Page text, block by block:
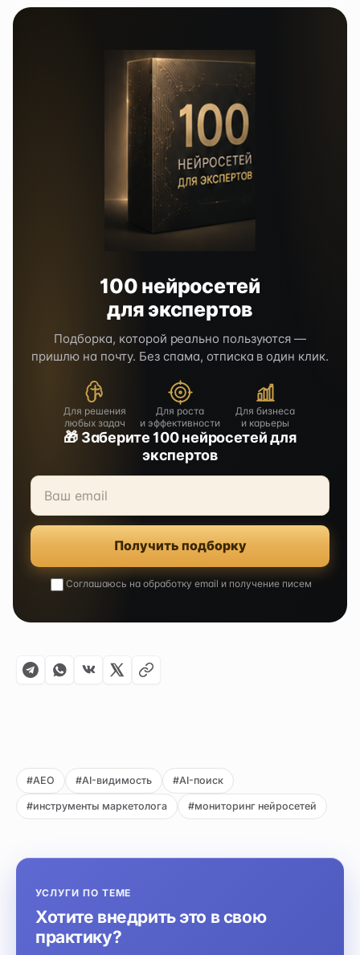
100 нейросетей
для экспертов
Подборка, которой реально пользуются —
пришлю на почту. Без спама, отписка в один клик.
Для решения
любых задач
Для роста
и эффективности
Для бизнеса
и карьеры
🎁 Заберите 100 нейросетей для
экспертов
Получить подборку
Соглашаюсь на обработку email и получение писем
#AEO #AI-видимость #AI-поиск
#инструменты маркетолога #мониторинг нейросетей
УСЛУГИ ПО ТЕМЕ
Хотите внедрить это в свою
практику?